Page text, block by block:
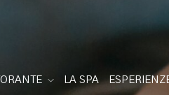
LA SPA